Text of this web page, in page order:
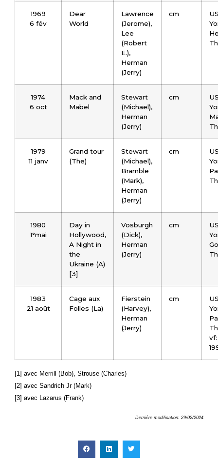
1969
6 fév
Dear
World
Lawrence
(Jerome),
Lee
(Robert
E.),
Herman
(Jerry)
cm
1974
6 oct
Mack and
Mabel
Stewart
(Michael),
Herman
(Jerry)
cm
1979
11 janv
Grand tour
(The)
Stewart
(Michael),
Bramble
(Mark),
Herman
(Jerry)
cm
1980
1°mai
Day in
Hollywood,
A Night in
the
Ukraine (A)
[3]
Vosburgh
(Dick),
Herman
(Jerry)
cm
1983
21 août
Cage aux
Folles (La)
Fierstein
(Harvey),
Herman
(Jerry)
cm
[1] avec Merrill (Bob), Strouse (Charles)
[2] avec Sandrich Jr (Mark)
[3] avec Lazarus (Frank)
Dernière modification: 29/02/2024